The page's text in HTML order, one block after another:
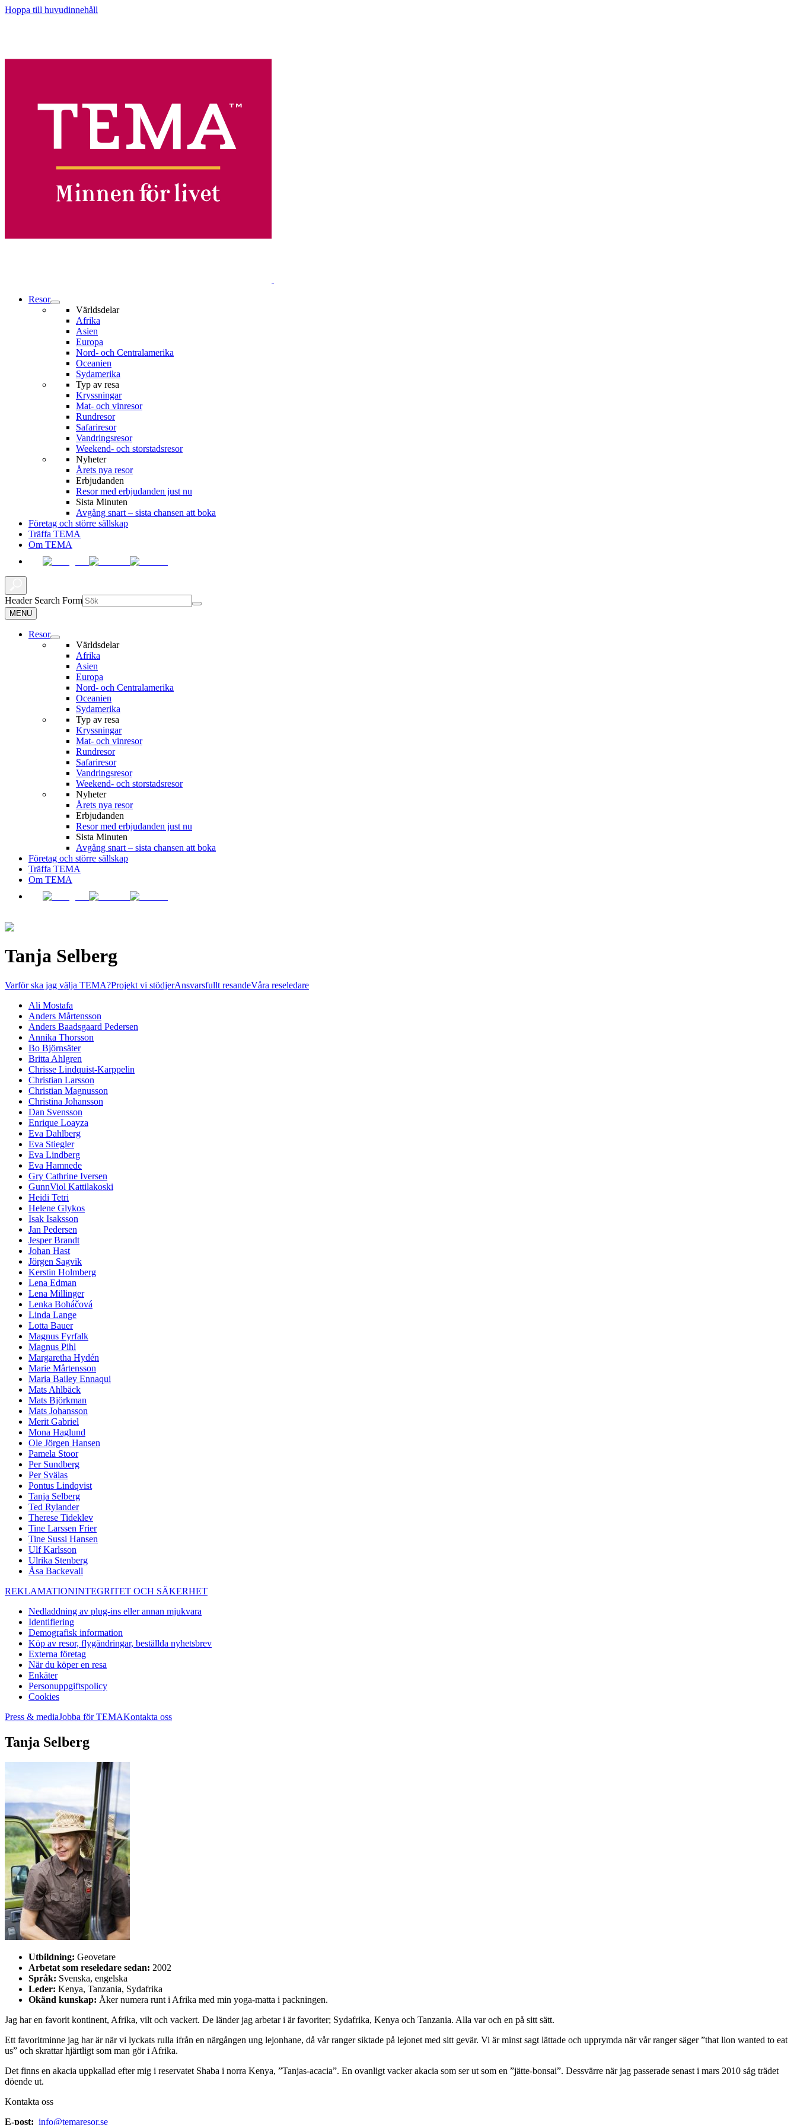
Hoppa till huvudinnehåll
Resor
Världsdelar
Afrika
Asien
Europa
Nord- och Centralamerika
Oceanien
Sydamerika
Typ av resa
Kryssningar
Mat- och vinresor
Rundresor
Safariresor
Vandringsresor
Weekend- och storstadsresor
Nyheter
Årets nya resor
Erbjudanden
Resor med erbjudanden just nu
Sista Minuten
Avgång snart – sista chansen att boka
Företag och större sällskap
Träffa TEMA
Om TEMA
Header Search Form
MENU
Resor
Världsdelar
Afrika
Asien
Europa
Nord- och Centralamerika
Oceanien
Sydamerika
Typ av resa
Kryssningar
Mat- och vinresor
Rundresor
Safariresor
Vandringsresor
Weekend- och storstadsresor
Nyheter
Årets nya resor
Erbjudanden
Resor med erbjudanden just nu
Sista Minuten
Avgång snart – sista chansen att boka
Företag och större sällskap
Träffa TEMA
Om TEMA
Tanja Selberg
Varför ska jag välja TEMA?Projekt vi stödjerAnsvarsfullt resandeVåra reseledare
Ali Mostafa
Anders Mårtensson
Anders Baadsgaard Pedersen
Annika Thorsson
Bo Björnsäter
Britta Ahlgren
Chrisse Lindquist-Karppelin
Christian Larsson
Christian Magnusson
Christina Johansson
Dan Svensson
Enrique Loayza
Eva Dahlberg
Eva Stiegler
Eva Lindberg
Eva Hamnede
Gry Cathrine Iversen
GunnViol Kattilakoski
Heidi Tetri
Helene Glykos
Isak Isaksson
Jan Pedersen
Jesper Brandt
Johan Hast
Jörgen Sagvik
Kerstin Holmberg
Lena Edman
Lena Millinger
Lenka Boháčová
Linda Lange
Lotta Bauer
Magnus Fyrfalk
Magnus Pihl
Margaretha Hydén
Marie Mårtensson
Maria Bailey Ennaqui
Mats Ahlbäck
Mats Björkman
Mats Johansson
Merit Gabriel
Mona Haglund
Ole Jörgen Hansen
Pamela Stoor
Per Sundberg
Per Svälas
Pontus Lindqvist
Tanja Selberg
Ted Rylander
Therese Tideklev
Tine Larssen Frier
Tine Sussi Hansen
Ulf Karlsson
Ulrika Stenberg
Åsa Backevall
REKLAMATIONINTEGRITET OCH SÄKERHET
Nedladdning av plug-ins eller annan mjukvara
Identifiering
Demografisk information
Köp av resor, flygändringar, beställda nyhetsbrev
Externa företag
När du köper en resa
Enkäter
Personuppgiftspolicy
Cookies
Press & mediaJobba för TEMAKontakta oss
Tanja Selberg
Utbildning: Geovetare
Arbetat som reseledare sedan: 2002
Språk: Svenska, engelska
Leder: Kenya, Tanzania, Sydafrika
Okänd kunskap: Åker numera runt i Afrika med min yoga-matta i packningen.
Jag har en favorit kontinent, Afrika, vilt och vackert. De länder jag arbetar i är favoriter; Sydafrika, Kenya och Tanzania. Alla var och en på sitt sätt.
Ett favoritminne jag har är när vi lyckats rulla ifrån en närgången ung lejonhane, då vår ranger siktade på lejonet med sitt gevär. Vi är minst sagt lättade och upprymda när vår ranger säger ”that lion wanted to eat
us” och skrattar hjärtligt som man gör i Afrika.
Det finns en akacia uppkallad efter mig i reservatet Shaba i norra Kenya, ”Tanjas-acacia”. En ovanligt vacker akacia som ser ut som en ”jätte-bonsai”. Dessvärre när jag passerade senast i mars 2010 såg trädet
döende ut.
Kontakta oss
E-post: info@temaresor.se